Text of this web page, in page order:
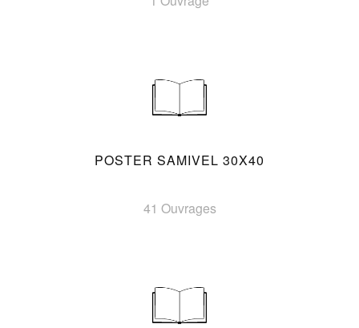
POSTER SAMIVEL 30X40
41 Ouvrages